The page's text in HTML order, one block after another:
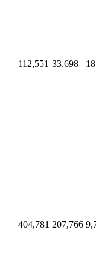
112,551 33,698
404,781 207,766